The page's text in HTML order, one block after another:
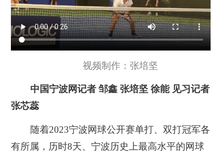
视频制作：张培坚
中国宁波网记者 邹鑫 张培坚 徐能 见习记者
张芯蕊
随着2023宁波网球公开赛单打、双打冠军各
有所属，历时8天、宁波历史上最高水平的网球